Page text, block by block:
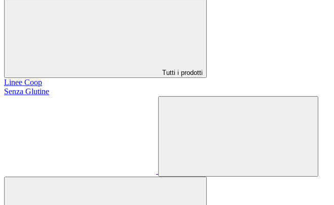
Tutti i prodotti
Linee Coop
Senza Glutine